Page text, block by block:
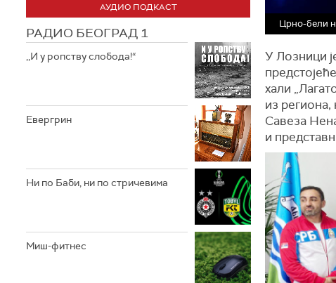
АУДИО ПОДКАСТ
РАДИО БЕОГРАД 1
,,И у ропству слобода!“
Евергрин
Ни по Баби, ни по стричевима
Миш-фитнес
Црно-бели
У Лозници
хали
из
Савеза
и